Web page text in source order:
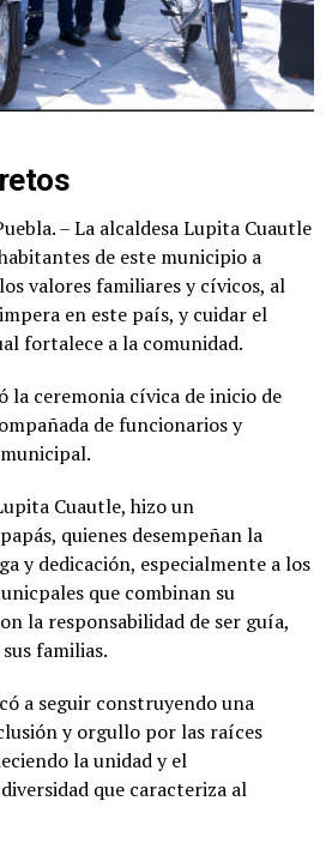
– La alcaldesa Lupita Cuautle
de este municipio a
valores familiares y cívicos, al
en este país, y cuidar el
fortalece a la comunidad.
la ceremonia cívica de inicio de
de funcionarios y
Cuautle, hizo un
quienes desempeñan la
y dedicación, especialmente a los
que combinan su
la responsabilidad de ser guía,
familias.
a seguir construyendo una
y orgullo por las raíces
la unidad y el
que caracteriza al